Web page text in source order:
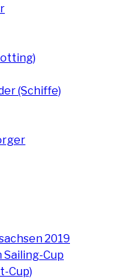
(Schiffe)
2019
Cup
Cup)